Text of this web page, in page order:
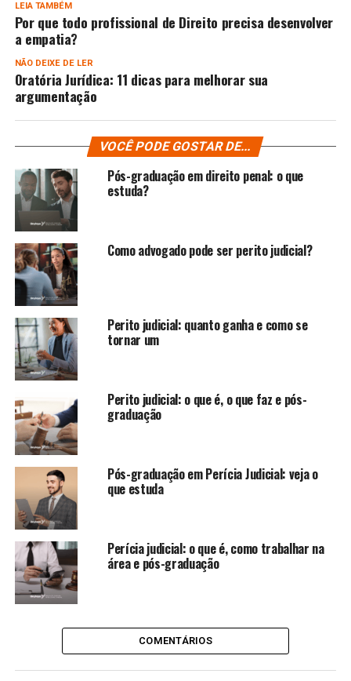
LEIA TAMBÉM
Por que todo profissional de Direito precisa desenvolver
a empatia?
NÃO DEIXE DE LER
Oratória Jurídica: 11 dicas para melhorar sua
argumentação
VOCÊ PODE GOSTAR DE...
Pós-graduação em direito penal: o que
estuda?
Como advogado pode ser perito judicial​?
Perito judicial: quanto ganha e como se
tornar um
Perito judicial: o que é, o que faz e pós-
graduação
Pós-graduação em Perícia Judicial: veja o
que estuda
Perícia judicial: o que é, como trabalhar na
área e pós-graduação
COMENTÁRIOS